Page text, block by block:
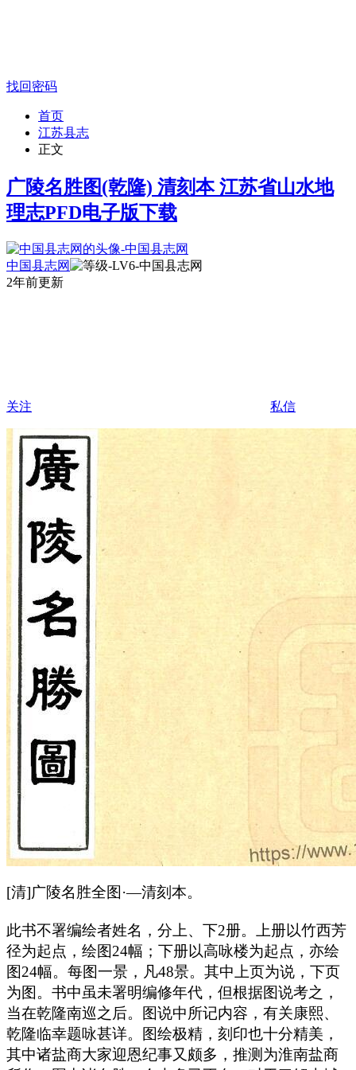
找回密码
首页
江苏县志
正文
广陵名胜图(乾隆) 清刻本 江苏省山水地
理志PFD电子版下载
中国县志网
2年前更新
关注 私信
[清]广陵名胜全图·—清刻本。
此书不署编绘者姓名，分上、下2册。上册以竹西芳
径为起点，绘图24幅；下册以高咏楼为起点，亦绘
图24幅。每图一景，凡48景。其中上页为说，下页
为图。书中虽未署明编修年代，但根据图说考之，
当在乾隆南巡之后。图说中所记内容，有关康熙、
乾隆临幸题咏甚详。图绘极精，刻印也十分精美，
其中诸盐商大家迎恩纪事又颇多，推测为淮南盐商